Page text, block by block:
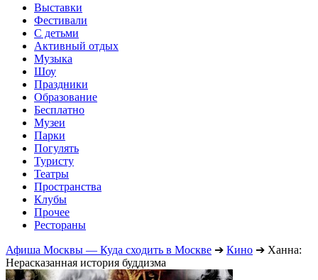
Выставки
Фестивали
С детьми
Активный отдых
Музыка
Шоу
Праздники
Образование
Бесплатно
Музеи
Парки
Погулять
Туристу
Театры
Пространства
Клубы
Прочее
Рестораны
Афиша Москвы — Куда сходить в Москве ➔ Кино ➔ Ханна:
Нерасказанная история буддизма